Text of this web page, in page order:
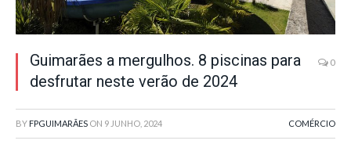
Guimarães a mergulhos. 8 piscinas para
desfrutar neste verão de 2024
0
BY FPGUIMARÃES ON 9 JUNHO, 2024 COMÉRCIO